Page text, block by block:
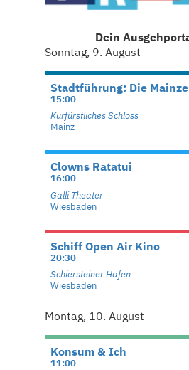
Dein
Sonntag, 9. August
Stadtführung: Die
15:00
Kurfürstliches Schloss
Mainz
Clowns Ratatui
16:00
Galli Theater
Wiesbaden
Schiff Open Air Kino
20:30
Schiersteiner Hafen
Wiesbaden
Montag, 10. August
Konsum & Ich
11:00